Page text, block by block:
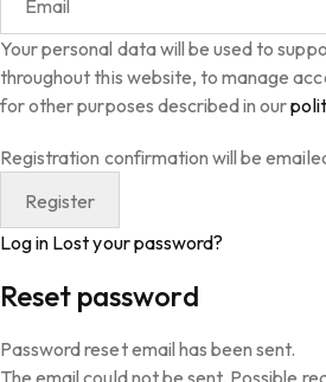
Your personal data will be used to
throughout this website, to manage
for other purposes described in our
Registration confirmation will be
Log in Lost your password?
Reset password
Password reset email has been sent.
The email could not be sent. Possible